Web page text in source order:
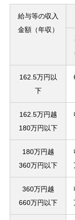
給与等の収入
金額（年収）
162.5万円以
下
162.5万円越
180万円以下
180万円越
360万円以下
360万円越
660万円以下